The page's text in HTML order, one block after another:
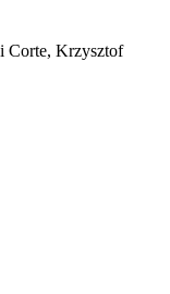
Corte, Krzysztof